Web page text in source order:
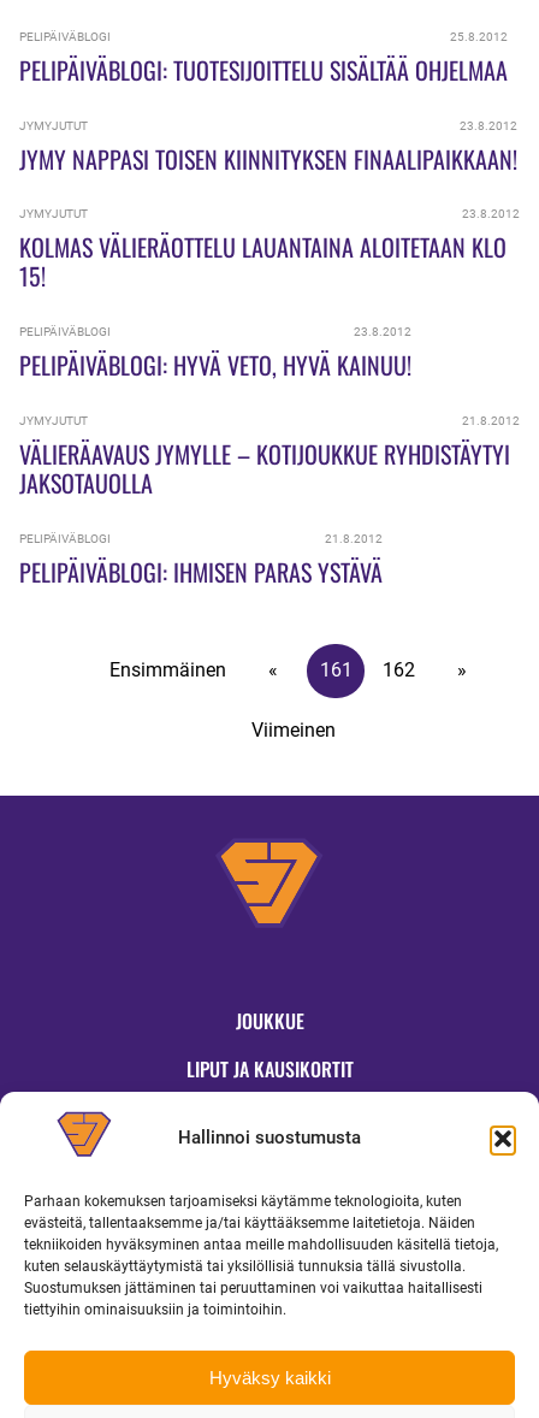
Hallinnoi suostumusta
Parhaan kokemuksen tarjoamiseksi käytämme teknologioita, kuten
evästeitä, tallentaaksemme ja/tai käyttääksemme laitetietoja. Näiden
tekniikoiden hyväksyminen antaa meille mahdollisuuden käsitellä tietoja,
kuten selauskäyttäytymistä tai yksilöllisiä tunnuksia tällä sivustolla.
Suostumuksen jättäminen tai peruuttaminen voi vaikuttaa haitallisesti
tiettyihin ominaisuuksiin ja toimintoihin.
Hyväksy kaikki
PELIPÄIVÄBLOGI 25.8.2012
PELIPÄIVÄBLOGI: TUOTESIJOITTELU SISÄLTÄÄ OHJELMAA
JYMYJUTUT 23.8.2012
JYMY NAPPASI TOISEN KIINNITYKSEN FINAALIPAIKKAAN!
JYMYJUTUT 23.8.2012
KOLMAS VÄLIERÄOTTELU LAUANTAINA ALOITETAAN KLO
15!
PELIPÄIVÄBLOGI 23.8.2012
PELIPÄIVÄBLOGI: HYVÄ VETO, HYVÄ KAINUU!
JYMYJUTUT 21.8.2012
VÄLIERÄAVAUS JYMYLLE – KOTIJOUKKUE RYHDISTÄYTYI
JAKSOTAUOLLA
PELIPÄIVÄBLOGI 21.8.2012
PELIPÄIVÄBLOGI: IHMISEN PARAS YSTÄVÄ
Ensimmäinen « 161 162 »
Viimeinen
JOUKKUE
LIPUT JA KAUSIKORTIT
OTTELUINFO
UUTISET
YRITYKSILLE
MEDIALLE